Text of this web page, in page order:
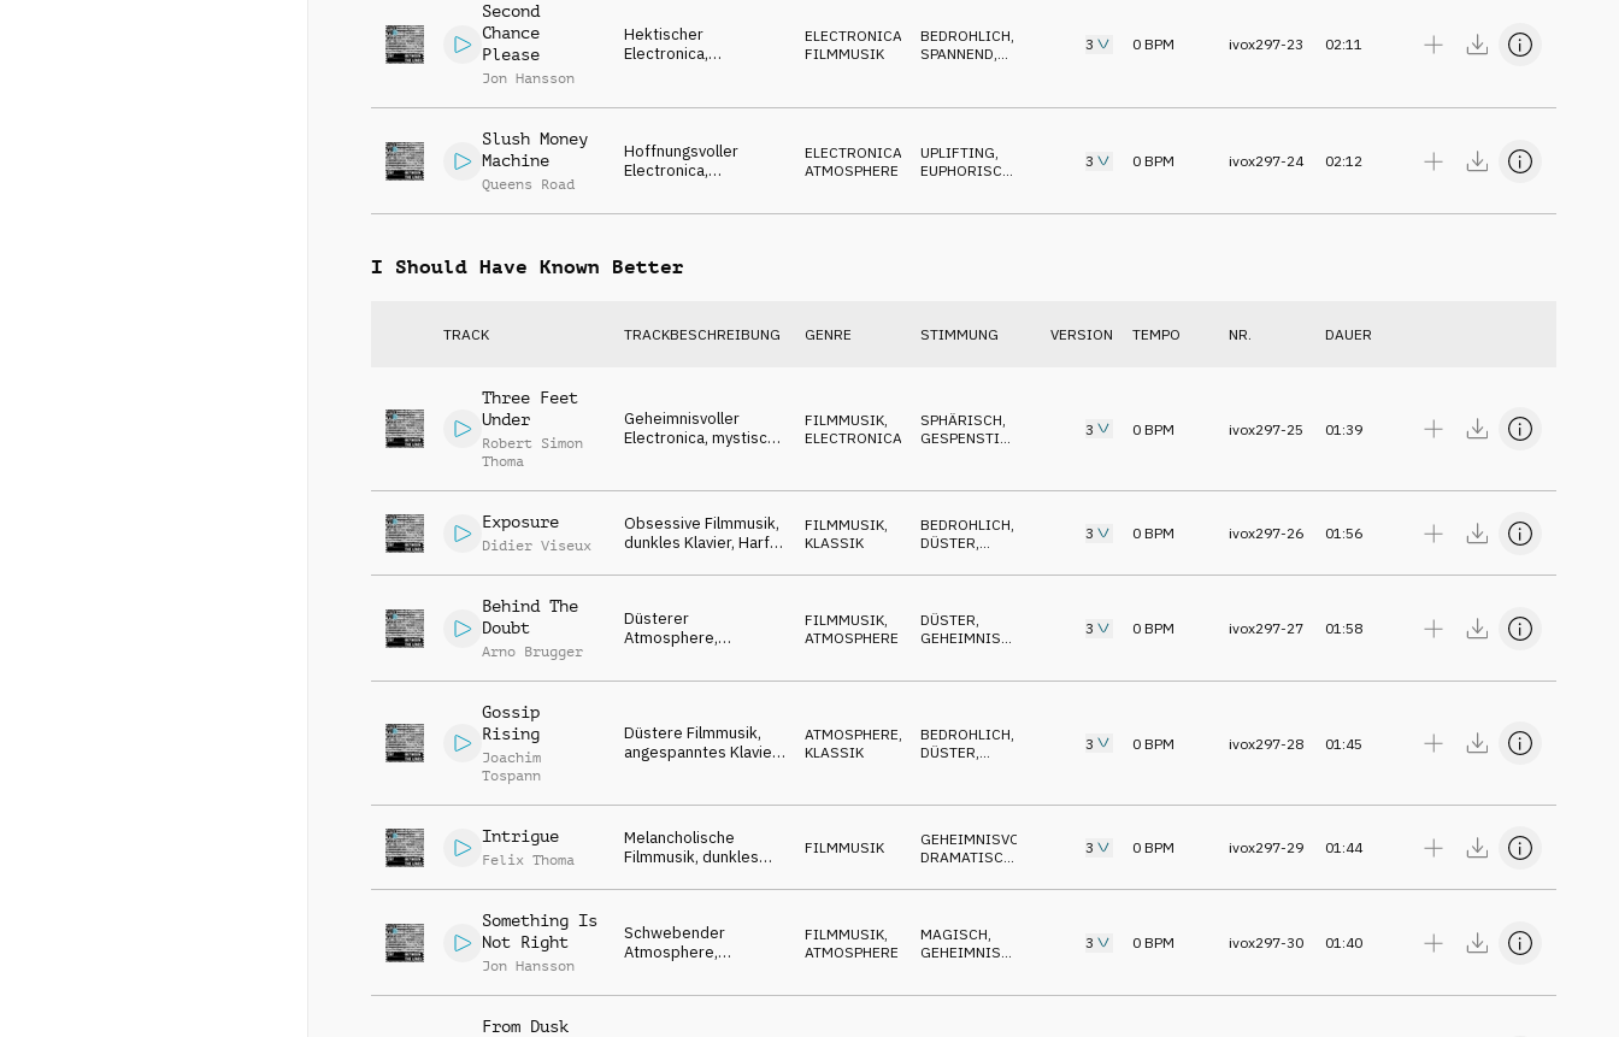
Second
Chance
Please
Jon Hansson
Hektischer
Electronica,
Stimmung
ELECTRONICA
FILMMUSIK
BEDROHLICH
SPANNEND
3 0 BPM ivox297-23 02:11
Slush Money
Machine
Queens Road
Hoffnungsvoller
Electronica,
ruhig, Neuanfang
ELECTRONICA
ATMOSPHERE
UPLIFTING
EUPHORISCH
3 0 BPM ivox297-24 02:12
I Should Have Known Better
TRACK TRACKBESCHREIBUNG GENRE STIMMUNG VERSION TEMPO NR. DAUER
Three Feet
Under
Robert Simon
Thoma
Geheimnisvoller
Electronica, mystische
FILMMUSIK,
ELECTRONICA
SPHÄRISCH,
GESPENSTISCH
3 0 BPM ivox297-25 01:39
Exposure
Didier Viseux
Obsessive Filmmusik,
dunkles Klavier, Harfe,
angespannt
FILMMUSIK
KLASSIK
BEDROHLICH
DÜSTER
3 0 BPM ivox297-26 01:56
Behind The
Doubt
Arno Brugger
Düsterer
Atmosphere,
Klavier, schicksalhaft,
FILMMUSIK
ATMOSPHERE
DÜSTER
GEHEIMNISVOLL
3 0 BPM ivox297-27 01:58
Gossip
Rising
Joachim
Tospann
Düstere Filmmusik,
angespanntes Klavier,
bedrohlich
ATMOSPHERE,
KLASSIK
BEDROHLICH,
DÜSTER,
3 0 BPM ivox297-28 01:45
Intrigue
Felix Thoma
Melancholische
Filmmusik, dunkles
angespannt
FILMMUSIK GEHEIMNISVOLL
DRAMATISCH
3 0 BPM ivox297-29 01:44
Something Is
Not Right
Jon Hansson
Schwebender
Atmosphere,
& Flächen,
FILMMUSIK
ATMOSPHERE
MAGISCH
GEHEIMNISVOLL
3 0 BPM ivox297-30 01:40
From Dusk